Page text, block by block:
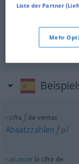
en cifra → siehe „
cifra f de ventas
Absatzzahlen fpl
alcanzar la cifra de
Liste der Partner
Mehr